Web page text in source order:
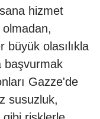
hizmet
büyük olasılıkla
başvurmak
Gazze'de
susuzluk,